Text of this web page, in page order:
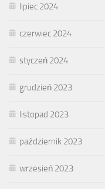
lipiec 2024
czerwiec 2024
styczeń 2024
grudzień 2023
listopad 2023
październik 2023
wrzesień 2023